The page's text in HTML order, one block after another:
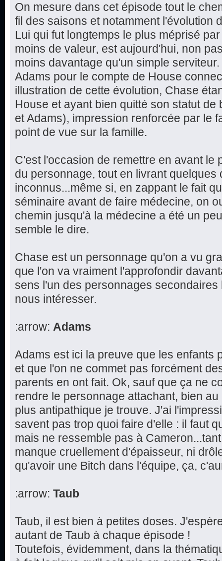
On mesure dans cet épisode tout le
fil des saisons et notamment l'évolution
Lui qui fut longtemps le plus méprisé
moins de valeur, est aujourd'hui, non
moins davantage qu'un simple
Adams pour le compte de House
illustration de cette évolution, Chase
House et ayant bien quitté son statut
et Adams), impression renforcée par le
point de vue sur la famille.
C'est l'occasion de remettre en avant le
du personnage, tout en livrant quelques
inconnus...même si, en zappant le fait
séminaire avant de faire médecine, on
chemin jusqu'à la médecine a été un
semble le dire.
Chase est un personnage qu'on a vu
que l'on va vraiment l'approfondir
sens l'un des personnages
nous intéresser.
:arrow: Adams
Adams est ici la preuve que les enfants
et que l'on ne commet pas forcément
parents en ont fait. Ok, sauf que ça ne
rendre le personnage attachant, bien
plus antipathique je trouve. J'ai
savent pas trop quoi faire d'elle : il faut
mais ne ressemble pas à
manque cruellement d'épaisseur, ni
qu'avoir une Bitch dans l'équipe, ça,
:arrow: Taub
Taub, il est bien à petites doses.
autant de Taub à chaque épisode !
Toutefois, évidemment, dans la